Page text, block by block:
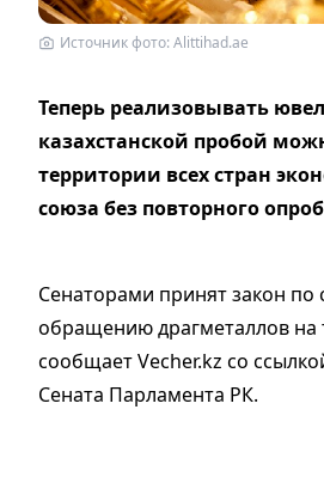
Источник фото: Alittihad.ae
Теперь реализовывать
казахстанской пробой
территории всех стран
союза без повторного
Сенаторами принят закон по
обращению драгметаллов на
сообщает Vecher.kz со
Сената Парламента РК.